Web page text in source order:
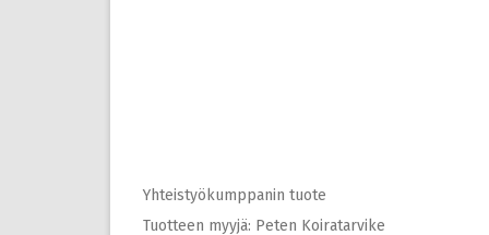
Yhteistyökumppanin tuote
Tuotteen myyjä: Peten Koiratarvike